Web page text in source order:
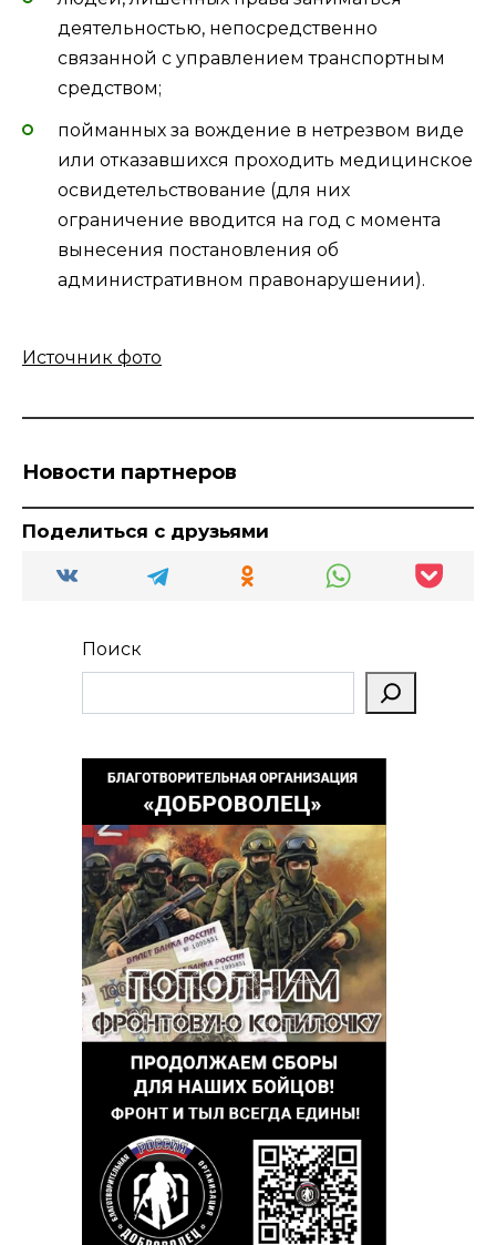
деятельностью, непосредственно
связанной с управлением транспортным
средством;
пойманных за вождение в нетрезвом виде
или отказавшихся проходить медицинское
освидетельствование (для них
ограничение вводится на год с момента
вынесения постановления об
административном правонарушении).
Источник фото
Новости партнеров
Поделиться с друзьями
Поиск